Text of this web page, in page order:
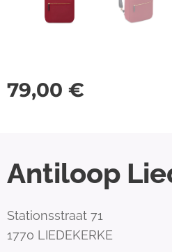
79,00 €
Antiloop
Stationsstraat 71
1770 LIEDEKERKE